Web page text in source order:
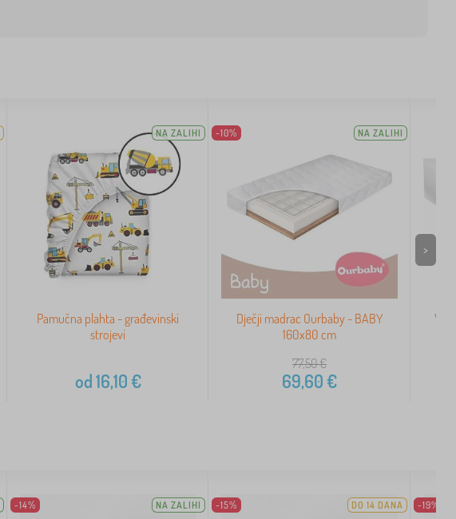
NA ZALIHI
Pamučna plahta - građevinski
strojevi
od16,10€
-10% NA ZALIHI
Dječji madrac Ourbaby - BABY
160x80 cm
77,50€
69,60€
>
-14% NA ZALIHI -15% DO 14 DANA -19%